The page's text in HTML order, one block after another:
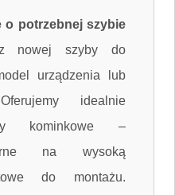
o potrzebnej szybie
nowej szyby do
urządzenia lub
idealnie
kominkowe –
na wysoką
do montażu.